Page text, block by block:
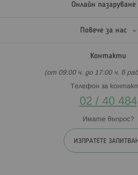
Онлайн пазаруване
Повече за нас
Контакти
(от 09:00 ч. до 17:00 ч. в
Телефон за
02 / 40 484
Имате въпрос?
ИЗПРАТЕТЕ